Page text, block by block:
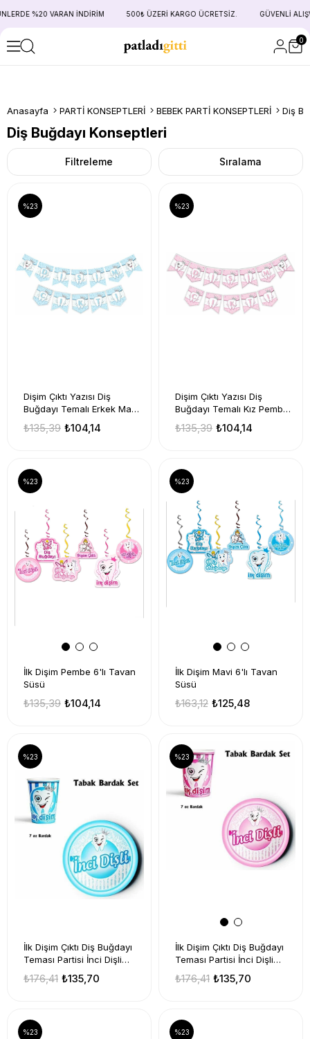
%20 VARAN İNDİRİM 500₺ ÜZERİ KARGO ÜCRETSİZ. GÜVENLİ
0
Anasayfa PARTİ KONSEPTLERİ BEBEK PARTİ KONSEPTLERİ Diş
Diş Buğdayı Konseptleri
Filtreleme Sıralama
Dişim Çıktı Yazısı Diş
Buğdayı Temalı Erkek Mavi
Partisi Yazı Banner
₺104,14
₺135,39
%23
Dişim Çıktı Yazısı Diş
Buğdayı Temalı Kız Pembe
Partisi Yazı Banner
₺104,14
₺135,39
%23
İlk Dişim Pembe 6'lı Tavan
Süsü
₺104,14
₺135,39
%23
İlk Dişim Mavi 6'lı Tavan
Süsü
₺125,48
₺163,12
%23
İlk Dişim Çıktı Diş Buğdayı
Teması Partisi İnci Dişli
Tabak Bardak 8li Mavi
Renk İlk Diş Konsepti
₺135,70
₺176,41
%23
İlk Dişim Çıktı Diş Buğdayı
Teması Partisi İnci Dişli
Tabak Bardak 8li Pembe
Renk İlk Diş Konsepti
₺135,70
₺176,41
%23
%23 %23